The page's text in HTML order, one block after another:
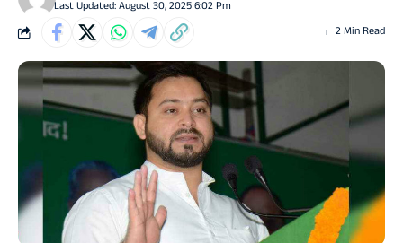
Last Updated: August 30, 2025 6:02 Pm
2 Min Read